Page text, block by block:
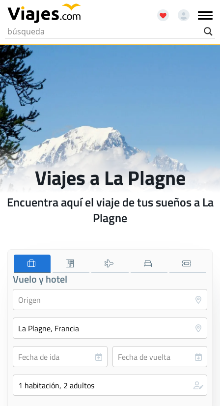
Viajes a La Plagne
Encuentra aquí el viaje de tus sueños a La
Plagne
Vuelo y hotel